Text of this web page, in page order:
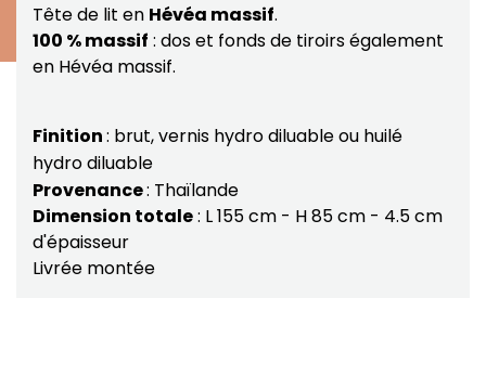
Tête de lit en Hévéa massif.
100 % massif : dos et fonds de tiroirs également
en Hévéa massif.
Finition: brut, vernis hydro diluable ou huilé
hydro diluable
Provenance: Thaïlande
Dimension totale: L 155 cm - H 85 cm - 4.5 cm
d'épaisseur
Livrée montée